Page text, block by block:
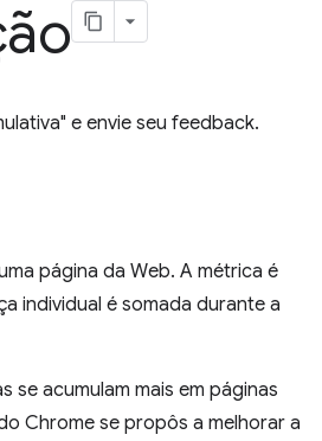
e envie seu feedback.
página da Web. A métrica é
individual é somada durante a
se acumulam mais em páginas
Chrome se propôs a melhorar a